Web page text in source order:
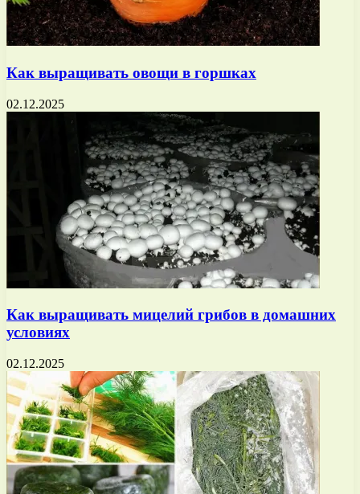
Как выращивать овощи в горшках
02.12.2025
Как выращивать мицелий грибов в домашних
условиях
02.12.2025